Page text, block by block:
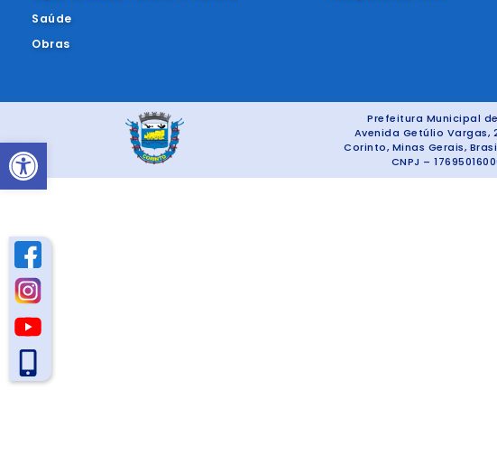
Saúde
Obras
Prefeitura Municipal
Avenida Getúlio Vargas,
Corinto, Minas Gerais,
CNPJ –
Abrir a barra de ferramentas